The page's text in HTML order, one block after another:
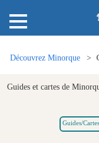
Découvrez Minorque
Guides et cartes de
Guides/